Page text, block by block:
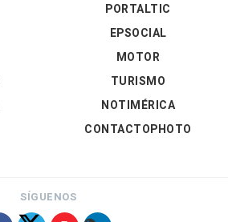
PORTALTIC
EPSOCIAL
MOTOR
TURISMO
NOTIMÉRICA
CONTACTOPHOTO
SÍGUENOS